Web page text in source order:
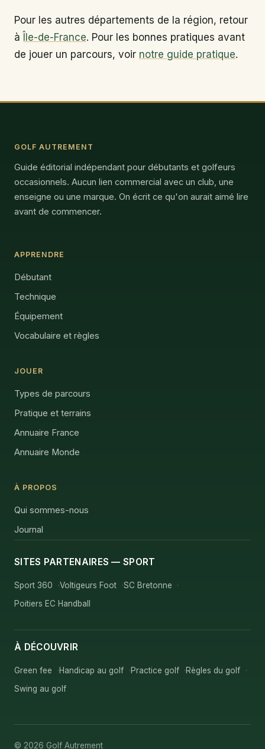
Pour les autres départements de la région, retour
à Île-de-France. Pour les bonnes pratiques avant
de jouer un parcours, voir notre guide pratique.
GOLF AUTREMENT
Guide éditorial indépendant pour débutants et golfeurs
occasionnels. Aucun lien commercial avec un club, une
enseigne ou une marque. On écrit ce qu'on aurait aimé lire
avant de commencer.
APPRENDRE
Débutant
Technique
Équipement
Vocabulaire et règles
JOUER
Types de parcours
Pratique et terrains
Annuaire France
Annuaire Monde
À PROPOS
Qui sommes-nous
Journal
SITES PARTENAIRES — SPORT
Sport 360 Voltigeurs Foot
SC Bretonne
Poitiers EC Handball
À DÉCOUVRIR
Green fee Handicap au golf Practice golf
Règles du golf
Swing au golf
© 2026 Golf Autrement